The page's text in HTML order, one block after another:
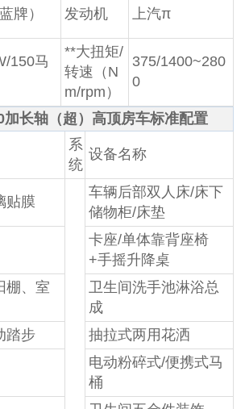
牌） 发动机 上汽π
150马
**大扭矩/
转速（N
m/rpm）
375/1400~280
0
加长轴（超）高顶房车标准配置
系
统
设备名称
贴膜
车辆后部双人床/床下
储物柜/床垫
卡座/单体靠背座椅
+手摇升降桌
棚、室
卫生间洗手池淋浴总
成
踏步
抽拉式两用花洒
电动粉碎式/便携式马
桶